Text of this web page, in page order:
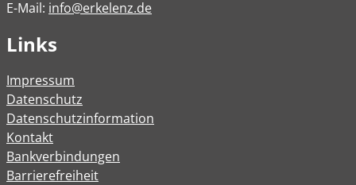
E-Mail: info@erkelenz.de
Links
Impressum
Datenschutz
Datenschutzinformation
Kontakt
Bankverbindungen
Barrierefreiheit